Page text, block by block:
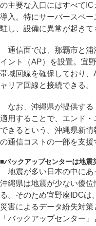
の主要な入口にはすべて
導入。特にサーバースペ
駐し、設備に異常が起きて
通信面では、那覇市と浦
イント（AP）を設置。宜
帯域回線を確保しており
ャリア回線と接続できる。
なお、沖縄県が提供する
適用することで、エンド
できるという。沖縄県新
の通信コストの一部を支援
■バックアップセンターは地震
地震が多い日本の中にあ
沖縄県は地震が少ない優位
る。そのため宜野座IDCは
災害によるデータ紛失対策
「バックアップセンター」